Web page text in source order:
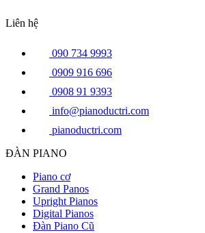
Liên hệ
090 734 9993
0909 916 696
0908 91 9393
info@pianoductri.com
pianoductri.com
ĐÀN PIANO
Piano cơ
Grand Panos
Upright Pianos
Digital Pianos
Đàn Piano Cũ